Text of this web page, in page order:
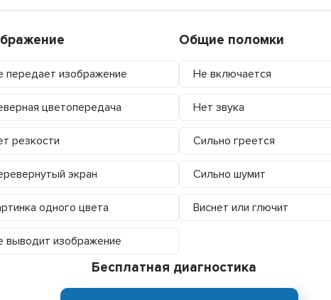
передает изображение
цветопередача
резкости
экран
одного цвета
выводит изображение
Общие поломки
Не включается
Нет звука
Сильно греется
Сильно шумит
Виснет или глючит
Бесплатная диагностика